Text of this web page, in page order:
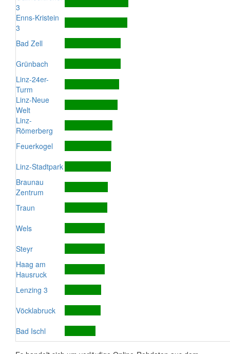
3
Enns-Kristein
3
Bad Zell
Grünbach
Linz-24er-
Turm
Linz-Neue
Welt
Linz-
Römerberg
Feuerkogel
Linz-Stadtpark
Braunau
Zentrum
Traun
Wels
Steyr
Haag am
Hausruck
Lenzing 3
Vöcklabruck
Bad Ischl